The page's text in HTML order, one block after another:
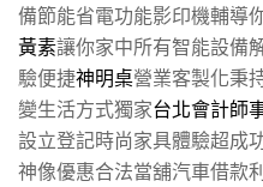
備節能省電功能影印機輔導
黃素讓你家中所有智能設備
驗便捷神明桌營業客製化秉
變生活方式獨家台北會計師
設立登記時尚家具體驗超成
神像優惠合法當舖汽車借款